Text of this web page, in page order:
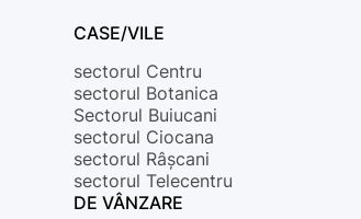
CASE/VILE
sectorul Centru
sectorul Botanica
Sectorul Buiucani
sectorul Ciocana
sectorul Râșcani
sectorul Telecentru
DE VÂNZARE